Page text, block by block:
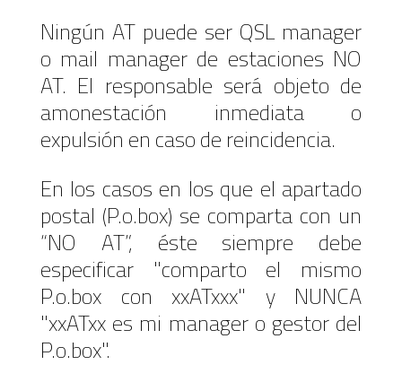
Ningún AT puede ser QSL manager
o mail manager de estaciones NO
AT. El responsable será objeto de
amonestación inmediata o
expulsión en caso de reincidencia.
En los casos en los que el apartado
postal (P.o.box) se comparta con un
“NO AT”, éste siempre debe
especificar "comparto el mismo
P.o.box con xxATxxx" y NUNCA
"xxATxx es mi manager o gestor del
P.o.box".